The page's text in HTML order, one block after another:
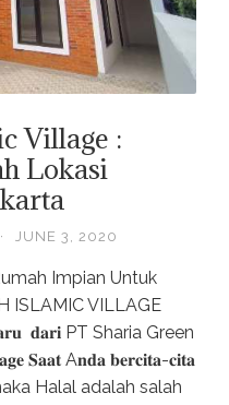
Village :
Lokasi
· JUNE 3, 2020
Impian Untuk
ISLAMIC VILLAGE
𝐝𝐚𝐫𝐢 PT Sharia Green
⁣⁣𝐒𝐚𝐚𝐭 A𝐧𝐝𝐚 𝐛𝐞𝐫𝐜𝐢𝐭𝐚-𝐜𝐢𝐭𝐚
Halal adalah salah